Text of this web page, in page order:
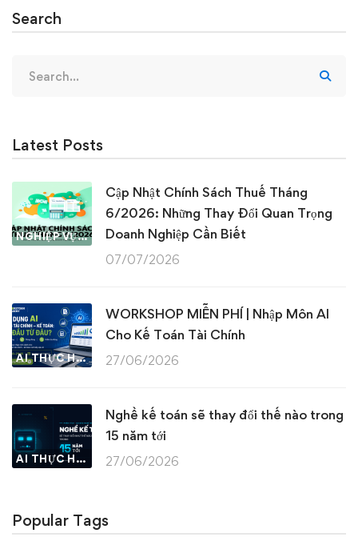
Search
for:
Latest Posts
NGHIỆP VỤ KẾ TOÁN & THUẾ
Cập Nhật Chính Sách Thuế Tháng
6/2026: Những Thay Đổi Quan Trọng
Doanh Nghiệp Cần Biết
07/07/2026
AI THỰC HÀNH
WORKSHOP MIỄN PHÍ | Nhập Môn AI
Cho Kế Toán Tài Chính
27/06/2026
AI THỰC HÀNH
Nghề kế toán sẽ thay đổi thế nào trong
15 năm tới
27/06/2026
Popular Tags